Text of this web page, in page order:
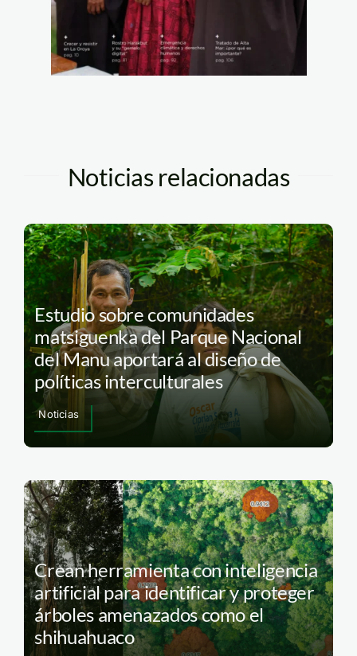
Noticias relacionadas
Estudio sobre comunidades
matsiguenka del Parque Nacional
del Manu aportará al diseño de
políticas interculturales
Noticias
Crean herramienta con inteligencia
artificial para identificar y proteger
árboles amenazados como el
shihuahuaco